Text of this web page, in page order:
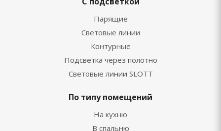
Парящие
Световые линии
Контурные
Подсветка через полотно
Световые линии SLOTT
По типу помещений
На кухню
В спальню